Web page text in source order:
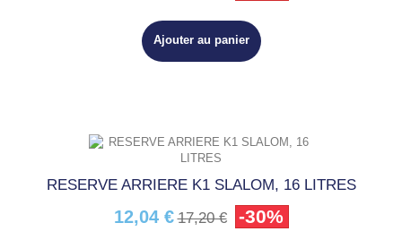
Ajouter au panier
RESERVE ARRIERE K1 SLALOM, 16 LITRES
12,04 € 17,20 € -30%